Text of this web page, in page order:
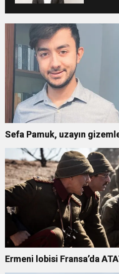
Sefa Pamuk, uzayın
Ermeni lobisi Fransa’da